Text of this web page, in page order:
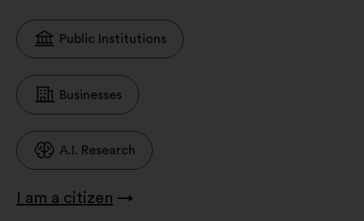
Public Institutions
Businesses
A.I. Research
I am a citizen →